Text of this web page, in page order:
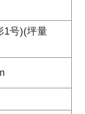
1号)(坪量